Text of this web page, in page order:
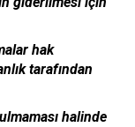
hak
tarafından
halinde